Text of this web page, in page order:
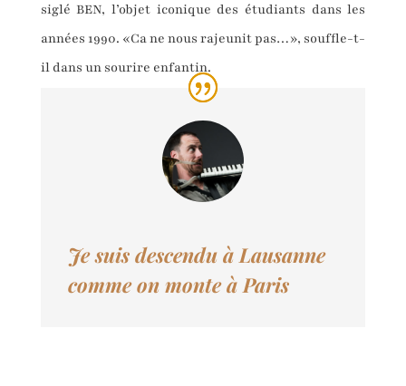
siglé BEN, l’objet iconique des étudiants dans les
années 1990. «Ca ne nous rajeunit pas…», souffle-t-
il dans un sourire enfantin.
Je suis descendu à Lausanne
comme on monte à Paris